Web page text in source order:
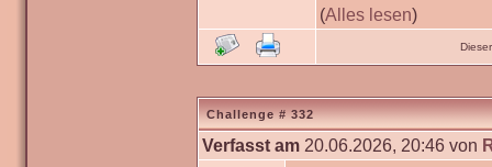
(Alles lesen)
Challenge # 332
Verfasst am 20.06.2026, 20:46 von